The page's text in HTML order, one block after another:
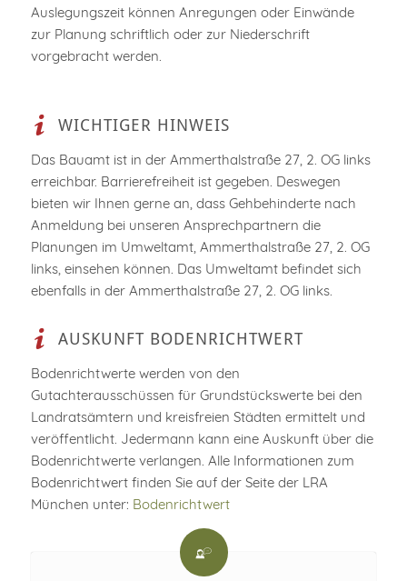
Auslegungszeit können Anregungen oder Einwände
zur Planung schriftlich oder zur Niederschrift
vorgebracht werden.
WICHTIGER HINWEIS
Das Bauamt ist in der Ammerthalstraße 27, 2. OG links
erreichbar. Barrierefreiheit ist gegeben. Deswegen
bieten wir Ihnen gerne an, dass Gehbehinderte nach
Anmeldung bei unseren Ansprechpartnern die
Planungen im Umweltamt, Ammerthalstraße 27, 2. OG
links, einsehen können. Das Umweltamt befindet sich
ebenfalls in der Ammerthalstraße 27, 2. OG links.
AUSKUNFT BODENRICHTWERT
Bodenrichtwerte werden von den
Gutachterausschüssen für Grundstückswerte bei den
Landratsämtern und kreisfreien Städten ermittelt und
veröffentlicht. Jedermann kann eine Auskunft über die
Bodenrichtwerte verlangen. Alle Informationen zum
Bodenrichtwert finden Sie auf der Seite der LRA
München unter: Bodenrichtwert